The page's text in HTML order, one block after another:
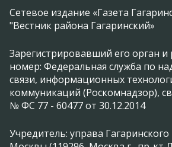
Сетевое издание «Газета
"Вестник района Гагаринский»
Зарегистрировавший его орган
номер: Федеральная служба по
связи, информационных
коммуникаций (Роскомнадзор),
№ ФС 77 - 60477 от 30.12.2014
Учредитель: управа